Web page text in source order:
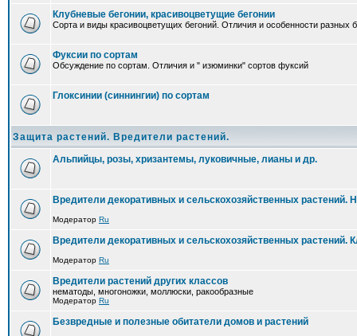
Клубневые бегонии, красивоцветущие бегонии
Сорта и виды красивоцветущих бегоний. Отличия и особенности разных
Фуксии по сортам
Обсуждение по сортам. Отличия и " изюминки" сортов фуксий
Глоксинии (синнингии) по сортам
Защита растений. Вредители растений.
Альпийцы, розы, хризантемы, луковичные, лианы и др.
Вредители декоративных и сельскохозяйственных растений.
Модератор Ru
Вредители декоративных и сельскохозяйственных растений.
Модератор Ru
Вредители растений других классов
нематоды, многоножки, моллюски, ракообразные
Модератор Ru
Безвредные и полезные обитатели домов и растений